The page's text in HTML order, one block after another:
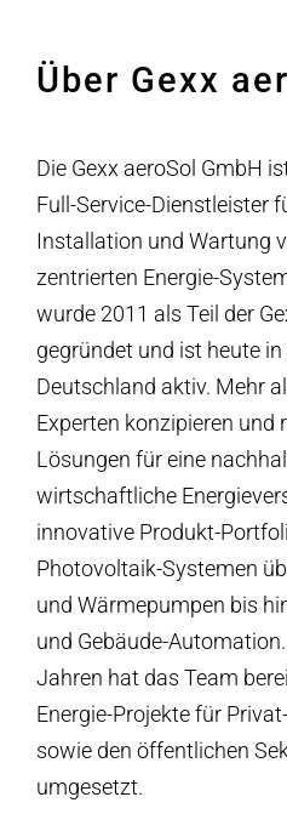
Über Gexx
Die Gexx aeroSol GmbH
Full-Service-Dienstleister
Installation und Wartung
zentrierten Energie-
wurde 2011 als Teil der
gegründet und ist heute
Deutschland aktiv. Mehr
Experten konzipieren und
Lösungen für eine
wirtschaftliche
innovative Produkt-
Photovoltaik-Systemen
und Wärmepumpen bis
und Gebäude-
Jahren hat das Team
Energie-Projekte für
sowie den öffentlichen
umgesetzt.